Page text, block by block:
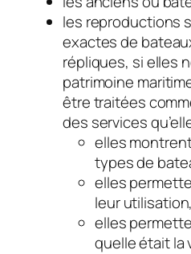
les reproductions
exactes de
répliques, si elles
patrimoine
être traitées
des services
elles
types de
elles
leur utilisation,
elles
quelle était la